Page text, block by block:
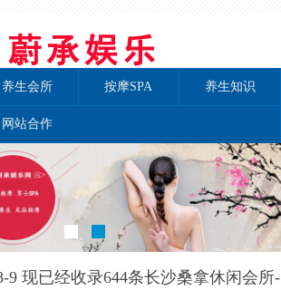
养生会所 按摩SPA 养生知识
网站合作
9 现已经收录644条长沙桑拿休闲会所-